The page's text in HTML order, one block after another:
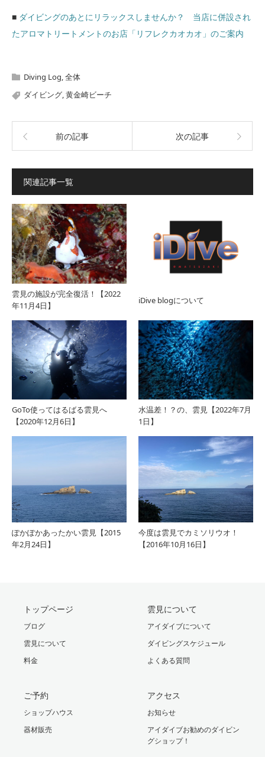
■ ダイビングのあとにリラックスしませんか？ 当店に併設され
たアロマトリートメントのお店「リフレクカオカオ」のご案内
Diving Log,全体
ダイビング,黄金崎ビーチ
前の記事 次の記事
関連記事一覧
雲見の施設が完全復活！【2022
年11月4日】
iDive blogについて
GoTo使ってはるばる雲見へ
【2020年12月6日】
水温差！？の、雲見【2022年7月
1日】
ぽかぽかあったかい雲見【2015
年2月24日】
今度は雲見でカミソリウオ！
【2016年10月16日】
トップページ
ブログ
雲見について
料金
雲見について
アイダイブについて
ダイビングスケジュール
よくある質問
ご予約
ショップハウス
器材販売
アクセス
お知らせ
アイダイブお勧めのダイビン
グショップ！